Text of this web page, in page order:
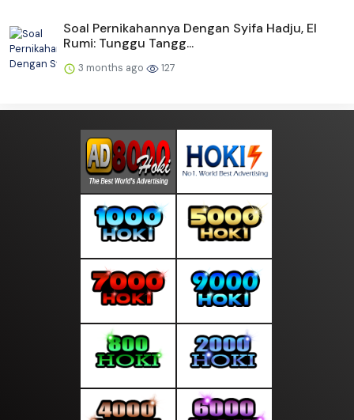
Soal Pernikahannya Dengan Syifa Hadju, El
Rumi: Tunggu Tangg...
3 months ago 127